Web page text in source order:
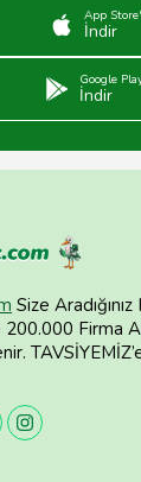
App
İndir
Google
İndir
Size
Firma